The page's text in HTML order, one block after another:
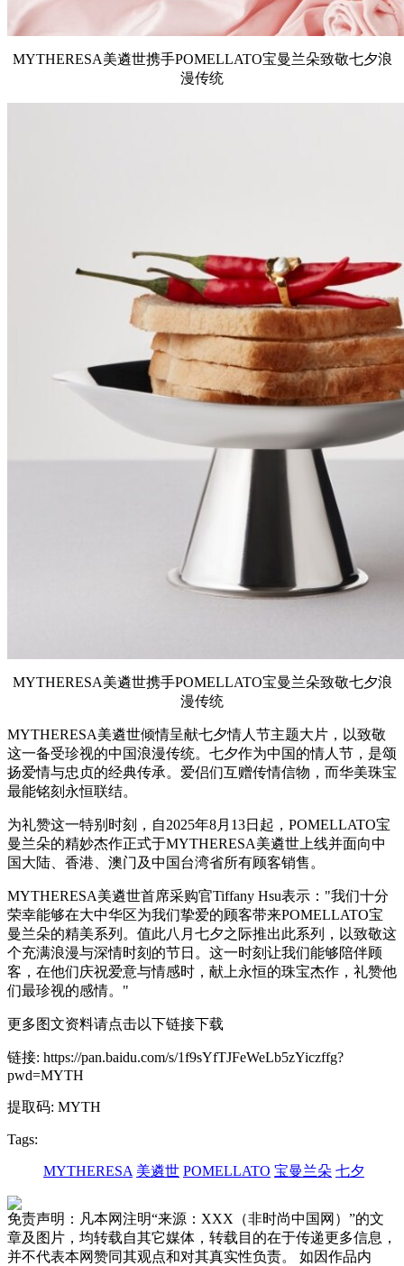
MYTHERESA美遴世携手POMELLATO宝曼兰朵致敬七夕浪
漫传统
MYTHERESA美遴世携手POMELLATO宝曼兰朵致敬七夕浪
漫传统
MYTHERESA美遴世倾情呈献七夕情人节主题大片，以致敬
这一备受珍视的中国浪漫传统。七夕作为中国的情人节，是颂
扬爱情与忠贞的经典传承。爱侣们互赠传情信物，而华美珠宝
最能铭刻永恒联结。
为礼赞这一特别时刻，自2025年8月13日起，POMELLATO宝
曼兰朵的精妙杰作正式于MYTHERESA美遴世上线并面向中
国大陆、香港、澳门及中国台湾省所有顾客销售。
MYTHERESA美遴世首席采购官Tiffany Hsu表示："我们十分
荣幸能够在大中华区为我们挚爱的顾客带来POMELLATO宝
曼兰朵的精美系列。值此八月七夕之际推出此系列，以致敬这
个充满浪漫与深情时刻的节日。这一时刻让我们能够陪伴顾
客，在他们庆祝爱意与情感时，献上永恒的珠宝杰作，礼赞他
们最珍视的感情。"
更多图文资料请点击以下链接下载
链接: https://pan.baidu.com/s/1f9sYfTJFeWeLb5zYiczffg?
pwd=MYTH
提取码: MYTH
Tags:
MYTHERESA 美遴世 POMELLATO 宝曼兰朵 七夕
免责声明：凡本网注明“来源：XXX（非时尚中国网）”的文
章及图片，均转载自其它媒体，转载目的在于传递更多信息，
并不代表本网赞同其观点和对其真实性负责。 如因作品内